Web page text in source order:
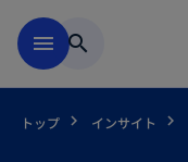
menu search
トップ インサイト